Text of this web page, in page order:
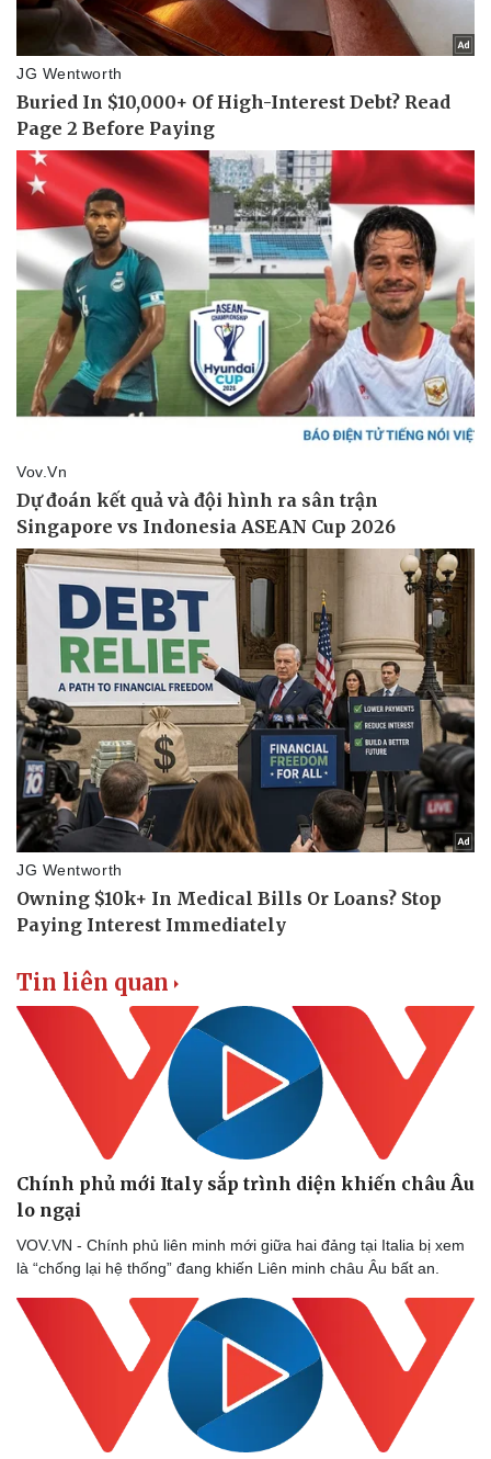
Pháp luật
Vụ án
Tin nóng
Tư vấn luật
Quân sự - Quốc phòng
Vũ khí
Việt Nam
Phân tích
Tin liên quan
Chính phủ mới Italy sắp trình diện khiến châu Âu
lo ngại
VOV.VN - Chính phủ liên minh mới giữa hai đảng tại Italia bị xem
là “chống lại hệ thống” đang khiến Liên minh châu Âu bất an.